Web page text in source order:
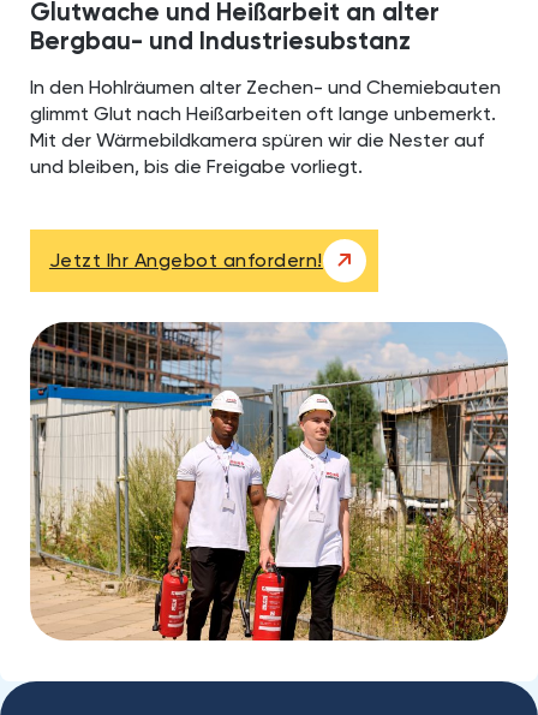
Glutwache und Heißarbeit an alter
Bergbau- und Industriesubstanz
In den Hohlräumen alter Zechen- und Chemiebauten
glimmt Glut nach Heißarbeiten oft lange unbemerkt.
Mit der Wärmebildkamera spüren wir die Nester auf
und bleiben, bis die Freigabe vorliegt.
Jetzt Ihr Angebot anfordern!